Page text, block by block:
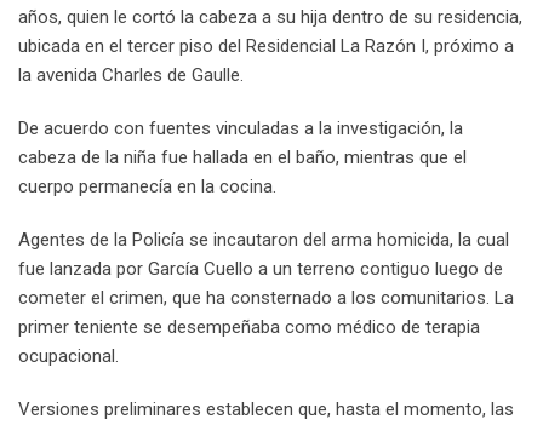
años, quien le cortó la cabeza a su hija dentro de su residencia,
ubicada en el tercer piso del Residencial La Razón I, próximo a
la avenida Charles de Gaulle.
De acuerdo con fuentes vinculadas a la investigación, la
cabeza de la niña fue hallada en el baño, mientras que el
cuerpo permanecía en la cocina.
Agentes de la Policía se incautaron del arma homicida, la cual
fue lanzada por García Cuello a un terreno contiguo luego de
cometer el crimen, que ha consternado a los comunitarios. La
primer teniente se desempeñaba como médico de terapia
ocupacional.
Versiones preliminares establecen que, hasta el momento, las